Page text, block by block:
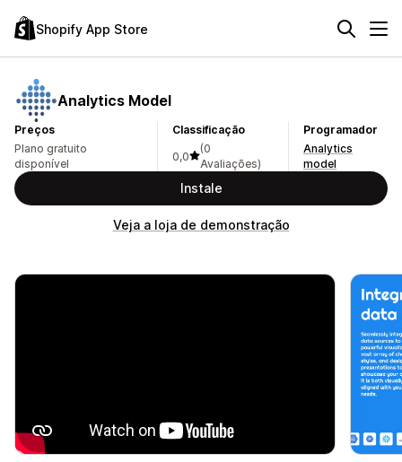
Shopify App Store
Analytics Model
Preços
Plano gratuito
disponível
Classificação
0,0
(0
Avaliações)
Programador
Analytics
model
Instale
Veja a loja de demonstração